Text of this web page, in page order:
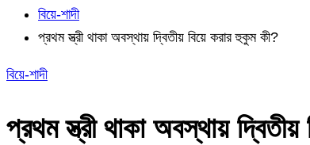
বিয়ে-শাদী
প্রথম স্ত্রী থাকা অবস্থায় দ্বিতীয় বিয়ে করার হুকুম কী?
বিয়ে-শাদী
প্রথম স্ত্রী থাকা অবস্থায়